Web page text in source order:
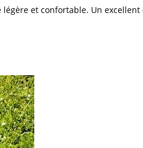
et confortable. Un